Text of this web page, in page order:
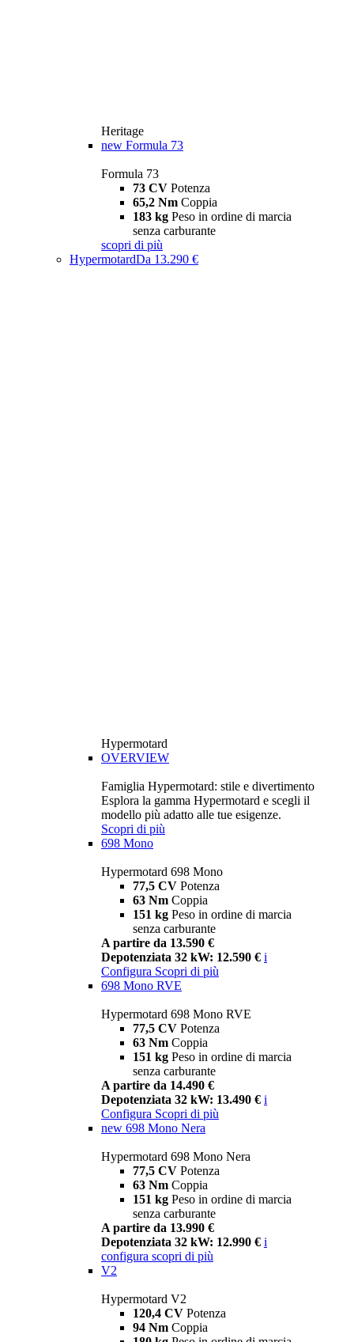
Heritage
new Formula 73
Formula 73
73 CV Potenza
65,2 Nm Coppia
183 kg Peso in ordine di marcia
senza carburante
scopri di più
HypermotardDa 13.290 €
Hypermotard
OVERVIEW
Famiglia Hypermotard: stile e divertimento
Esplora la gamma Hypermotard e scegli il
modello più adatto alle tue esigenze.
Scopri di più
698 Mono
Hypermotard 698 Mono
77,5 CV Potenza
63 Nm Coppia
151 kg Peso in ordine di marcia
senza carburante
A partire da 13.590 €
Depotenziata 32 kW: 12.590 € i
Configura Scopri di più
698 Mono RVE
Hypermotard 698 Mono RVE
77,5 CV Potenza
63 Nm Coppia
151 kg Peso in ordine di marcia
senza carburante
A partire da 14.490 €
Depotenziata 32 kW: 13.490 € i
Configura Scopri di più
new 698 Mono Nera
Hypermotard 698 Mono Nera
77,5 CV Potenza
63 Nm Coppia
151 kg Peso in ordine di marcia
senza carburante
A partire da 13.990 €
Depotenziata 32 kW: 12.990 € i
configura scopri di più
V2
Hypermotard V2
120,4 CV Potenza
94 Nm Coppia